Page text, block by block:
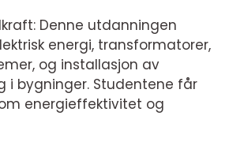
Denne utdanningen
energi, transformatorer,
og installasjon av
i bygninger. Studentene får
energieffektivitet og